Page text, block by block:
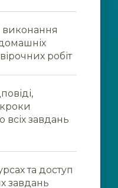
робіт
всіх завдань
та доступ
завдань